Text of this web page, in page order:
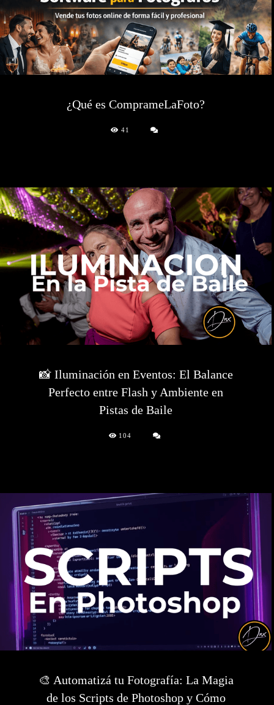
¿Qué es ComprameLaFoto?
41
📸 Iluminación en Eventos: El Balance
Perfecto entre Flash y Ambiente en
Pistas de Baile
104
🎨 Automatizá tu Fotografía: La Magia
de los Scripts de Photoshop y Cómo